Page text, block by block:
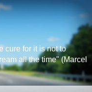
cure for it is not to
all the time" (Marcel